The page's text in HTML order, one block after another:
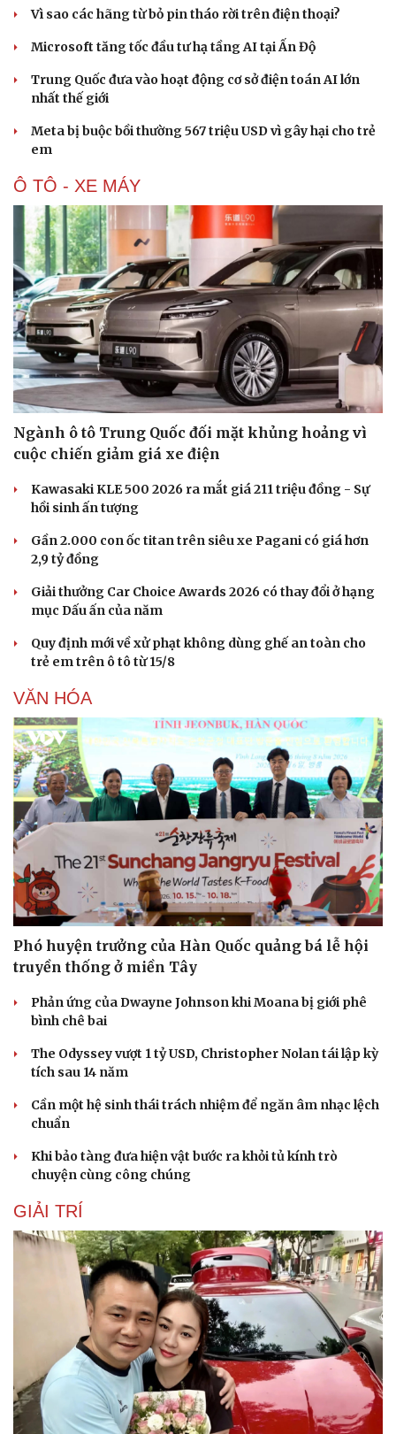
Văn hóa
Văn học
Âm nhạc
Di sản
Thời trang
Du lịch
Tư vấn
Câu chuyện thời sự
Đọc truyện đêm khuya
Cửa sổ tình yêu
Kể chuyện cho bé
Hạt giống tâm hồn
Vì sao các hãng từ bỏ pin tháo rời trên điện thoại?
Microsoft tăng tốc đầu tư hạ tầng AI tại Ấn Độ
Trung Quốc đưa vào hoạt động cơ sở điện toán AI lớn
nhất thế giới
Meta bị buộc bồi thường 567 triệu USD vì gây hại cho trẻ
em
Ô TÔ - XE MÁY
Ngành ô tô Trung Quốc đối mặt khủng hoảng vì
cuộc chiến giảm giá xe điện
Kawasaki KLE 500 2026 ra mắt giá 211 triệu đồng - Sự
hồi sinh ấn tượng
Gần 2.000 con ốc titan trên siêu xe Pagani có giá hơn
2,9 tỷ đồng
Giải thưởng Car Choice Awards 2026 có thay đổi ở hạng
mục Dấu ấn của năm
Quy định mới về xử phạt không dùng ghế an toàn cho
trẻ em trên ô tô từ 15/8
VĂN HÓA
Phó huyện trưởng của Hàn Quốc quảng bá lễ hội
truyền thống ở miền Tây
Phản ứng của Dwayne Johnson khi Moana bị giới phê
bình chê bai
The Odyssey vượt 1 tỷ USD, Christopher Nolan tái lập kỳ
tích sau 14 năm
Cần một hệ sinh thái trách nhiệm để ngăn âm nhạc lệch
chuẩn
Khi bảo tàng đưa hiện vật bước ra khỏi tủ kính trò
chuyện cùng công chúng
GIẢI TRÍ